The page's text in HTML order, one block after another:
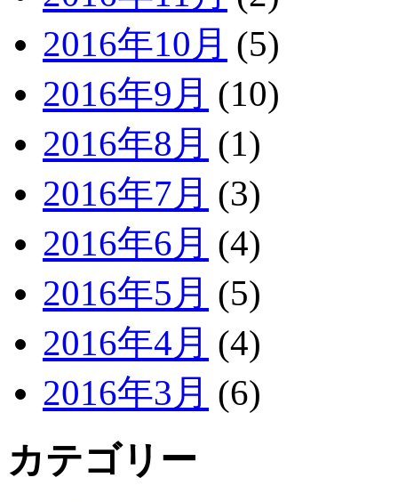
2016年10月 (5)
2016年9月 (10)
2016年8月 (1)
2016年7月 (3)
2016年6月 (4)
2016年5月 (5)
2016年4月 (4)
2016年3月 (6)
カテゴリー